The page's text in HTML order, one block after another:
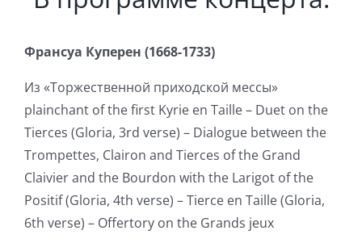
Франсуа Куперен (1668-1733)
Из «Торжественной приходской мессы»
plainchant of the first Kyrie en Taille – Duet on the
Tierces (Gloria, 3rd verse) – Dialogue between the
Trompettes, Clairon and Tierces of the Grand
Claivier and the Bourdon with the Larigot of the
Positif (Gloria, 4th verse) – Tierce en Taille (Gloria,
6th verse) – Offertory on the Grands jeux